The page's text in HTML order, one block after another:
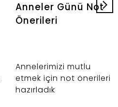
Anneler Günü Not
Önerileri
Annelerimizi mutlu
etmek için not önerileri
hazırladık